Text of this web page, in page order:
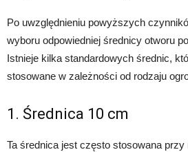
Po uwzględnieniu powyższych
wyboru odpowiedniej średnicy otworu
Istnieje kilka standardowych średnic,
stosowane w zależności od rodzaju
1. Średnica 10 cm
Ta średnica jest często stosowana